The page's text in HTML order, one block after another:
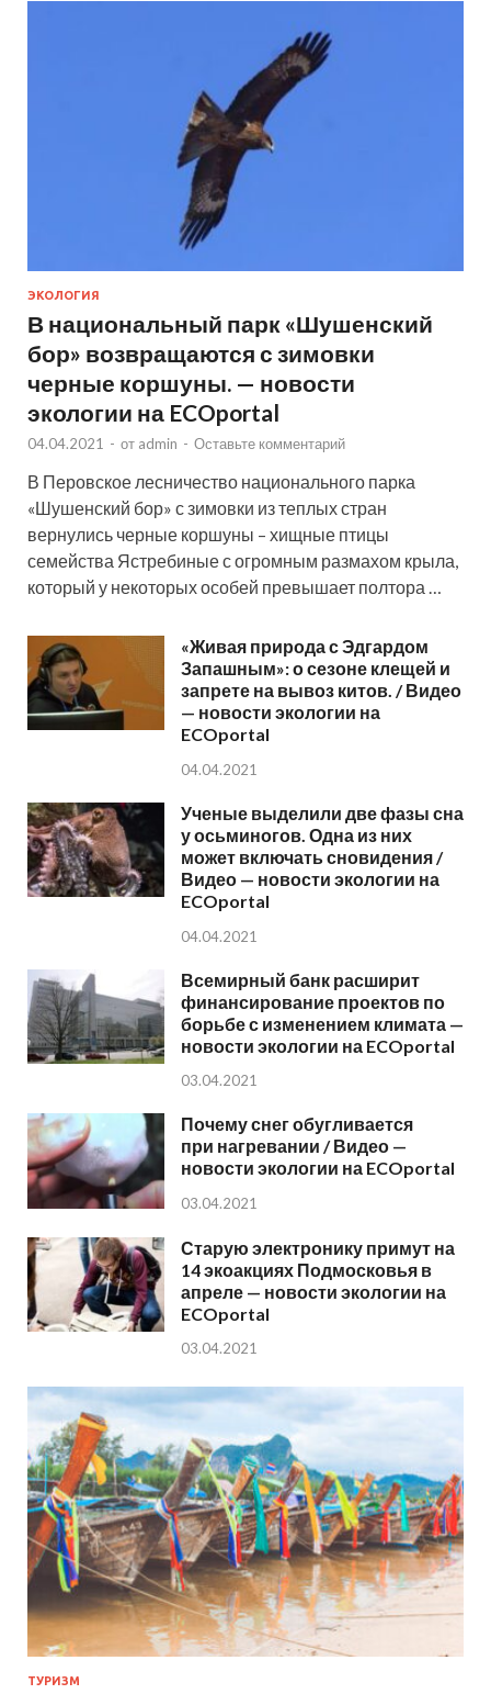
ЭКОЛОГИЯ
В национальный парк «Шушенский
бор» возвращаются с зимовки
черные коршуны. — новости
экологии на ECOportal
04.04.2021 - от admin - Оставьте комментарий
В Перовское лесничество национального парка
«Шушенский бор» с зимовки из теплых стран
вернулись черные коршуны – хищные птицы
семейства Ястребиные с огромным размахом крыла,
который у некоторых особей превышает полтора …
«Живая природа с Эдгардом
Запашным»: о сезоне клещей и
запрете на вывоз китов. / Видео
— новости экологии на
ECOportal
04.04.2021
Ученые выделили две фазы сна
у осьминогов. Одна из них
может включать сновидения /
Видео — новости экологии на
ECOportal
04.04.2021
Всемирный банк расширит
финансирование проектов по
борьбе с изменением климата —
новости экологии на ECOportal
03.04.2021
Почему снег обугливается
при нагревании / Видео —
новости экологии на ECOportal
03.04.2021
Старую электронику примут на
14 экоакциях Подмосковья в
апреле — новости экологии на
ECOportal
03.04.2021
ТУРИЗМ